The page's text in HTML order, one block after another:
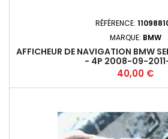
RÉFÉRENCE:
MARQUE: BMW
AFFICHEUR DE NAVIGATION BMW
- 4P 2008-09-
Prix
40,00 €